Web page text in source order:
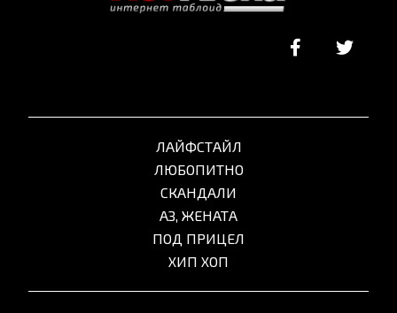
ЛАЙФСТАЙЛ
ЛЮБОПИТНО
СКАНДАЛИ
АЗ, ЖЕНАТА
ПОД ПРИЦЕЛ
ХИП ХОП